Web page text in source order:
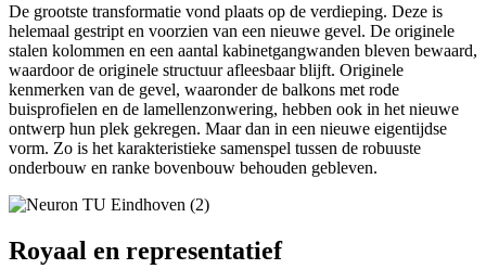
De grootste transformatie vond plaats op de verdieping. Deze is
helemaal gestript en voorzien van een nieuwe gevel. De originele
stalen kolommen en een aantal kabinetgangwanden bleven bewaard,
waardoor de originele structuur afleesbaar blijft. Originele
kenmerken van de gevel, waaronder de balkons met rode
buisprofielen en de lamellenzonwering, hebben ook in het nieuwe
ontwerp hun plek gekregen. Maar dan in een nieuwe eigentijdse
vorm. Zo is het karakteristieke samenspel tussen de robuuste
onderbouw en ranke bovenbouw behouden gebleven.
Royaal en representatief